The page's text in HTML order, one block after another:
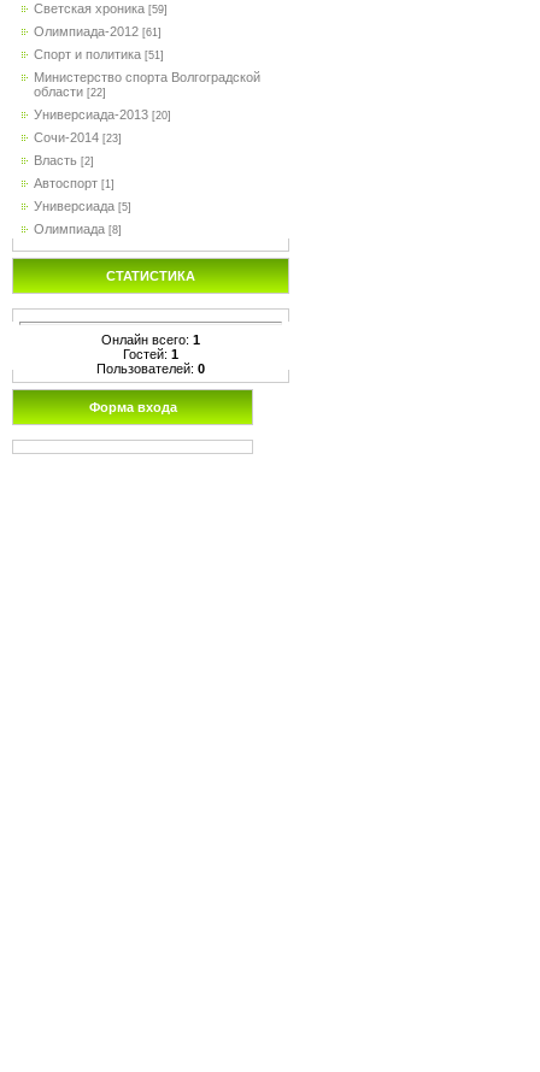
Светская хроника [59]
Олимпиада-2012 [61]
Спорт и политика [51]
Министерство спорта Волгоградской
области [22]
Универсиада-2013 [20]
Сочи-2014 [23]
Власть [2]
Автоспорт [1]
Универсиада [5]
Олимпиада [8]
СТАТИСТИКА
Онлайн всего: 1
Гостей: 1
Пользователей: 0
Форма входа